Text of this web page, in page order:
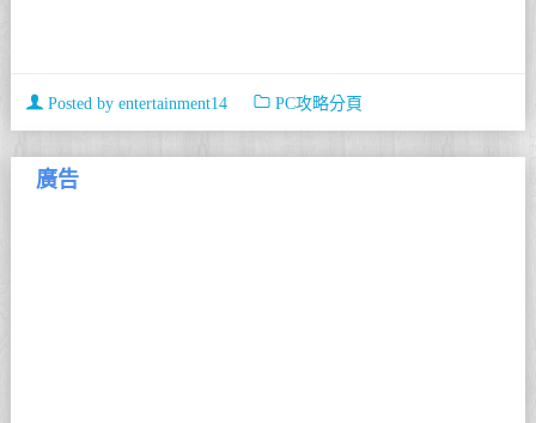
Posted by entertainment14 PC攻略分頁
廣告